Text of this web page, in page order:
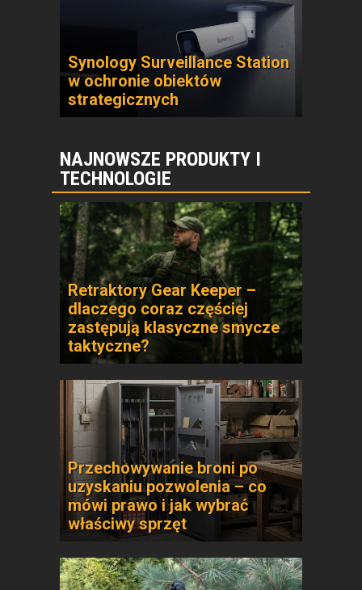
Synology Surveillance Station
w ochronie obiektów
strategicznych
NAJNOWSZE PRODUKTY I
TECHNOLOGIE
Retraktory Gear Keeper –
dlaczego coraz częściej
zastępują klasyczne smycze
taktyczne?
Przechowywanie broni po
uzyskaniu pozwolenia – co
mówi prawo i jak wybrać
właściwy sprzęt